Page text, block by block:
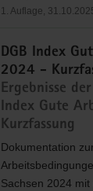
1. Auflage,
DGB Index
2024 -
Ergebnisse
Index Gute
Kurzfassung
Dokumentation
Sachsen 2024